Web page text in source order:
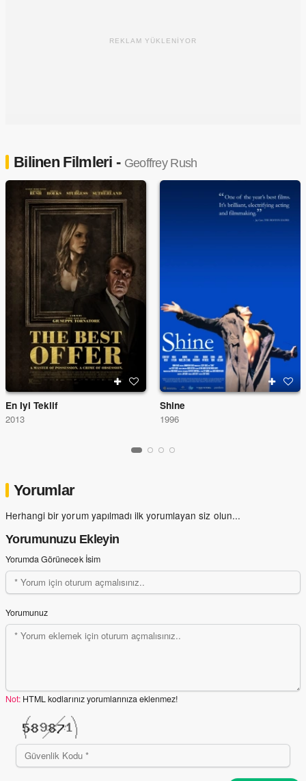
REKLAM YÜKLENİYOR
Bilinen Filmleri - Geoffrey Rush
En Iyi Teklif
2013
Shine
1996
Yorumlar
Herhangi bir yorum yapılmadı ilk yorumlayan siz olun...
Yorumunuzu Ekleyin
Yorumda Görünecek İsim
Yorumunuz
Not: HTML kodlarınız yorumlarınıza eklenmez!